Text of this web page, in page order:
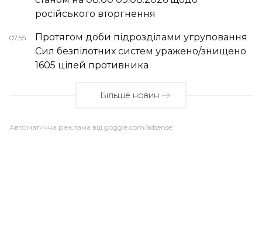
російського вторгнення
07:55
Протягом доби підрозділами угруповання
Сил безпілотних систем уражено/знищено
1605 цілей противника
Більше новин
Автоматична реклама від goggle.com/adsense: